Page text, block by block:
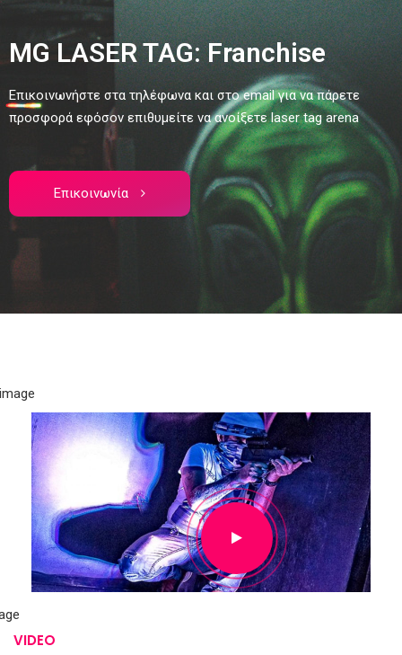
MG LASER TAG: Franchise
Eπικοινωνήστε στα τηλέφωνα και στο email για να πάρετε
προσφορά εφόσον επιθυμείτε να ανοίξετε laser tag arena
Επικοινωνία
VIDEO